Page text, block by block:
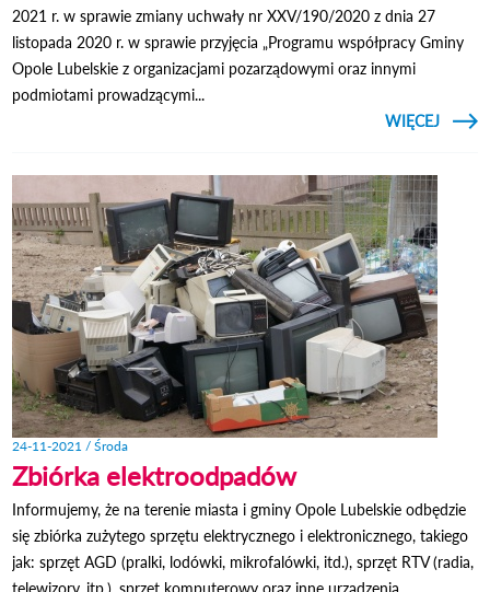
2021 r. w sprawie zmiany uchwały nr XXV/190/2020 z dnia 27
listopada 2020 r. w sprawie przyjęcia „Programu współpracy Gminy
Opole Lubelskie z organizacjami pozarządowymi oraz innymi
podmiotami prowadzącymi...
CZYTAJ
WIĘCEJ
24-11-2021 / Środa
Zbiórka elektroodpadów
Informujemy, że na terenie miasta i gminy Opole Lubelskie odbędzie
się zbiórka zużytego sprzętu elektrycznego i elektronicznego, takiego
jak: sprzęt AGD (pralki, lodówki, mikrofalówki, itd.), sprzęt RTV (radia,
telewizory, itp.), sprzęt komputerowy oraz inne urządzenia